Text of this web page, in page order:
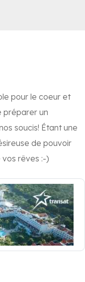
pour le coeur et
préparer un
soucis! Étant une
de pouvoir
rêves :-)